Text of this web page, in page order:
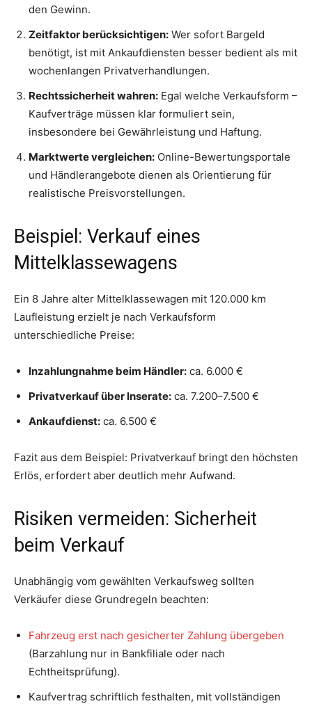
den Gewinn.
Zeitfaktor berücksichtigen: Wer sofort Bargeld
benötigt, ist mit Ankaufdiensten besser bedient als mit
wochenlangen Privatverhandlungen.
Rechtssicherheit wahren: Egal welche Verkaufsform –
Kaufverträge müssen klar formuliert sein,
insbesondere bei Gewährleistung und Haftung.
Marktwerte vergleichen: Online-Bewertungsportale
und Händlerangebote dienen als Orientierung für
realistische Preisvorstellungen.
Beispiel: Verkauf eines
Mittelklassewagens
Ein 8 Jahre alter Mittelklassewagen mit 120.000 km
Laufleistung erzielt je nach Verkaufsform
unterschiedliche Preise:
Inzahlungnahme beim Händler: ca. 6.000 €
Privatverkauf über Inserate: ca. 7.200–7.500 €
Ankaufdienst: ca. 6.500 €
Fazit aus dem Beispiel: Privatverkauf bringt den höchsten
Erlös, erfordert aber deutlich mehr Aufwand.
Risiken vermeiden: Sicherheit
beim Verkauf
Unabhängig vom gewählten Verkaufsweg sollten
Verkäufer diese Grundregeln beachten:
Fahrzeug erst nach gesicherter Zahlung übergeben
(Barzahlung nur in Bankfiliale oder nach
Echtheitsprüfung).
Kaufvertrag schriftlich festhalten, mit vollständigen